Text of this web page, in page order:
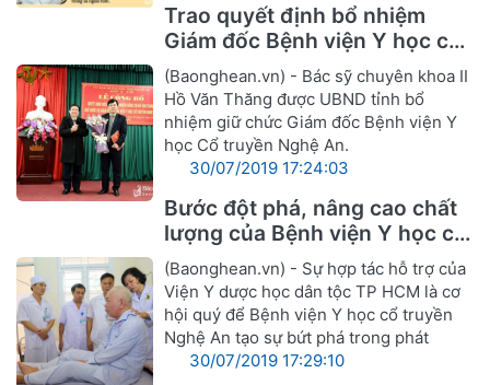
Trao quyết định bổ nhiệm
Giám đốc Bệnh viện Y học cổ
truyền Nghệ An
(Baonghean.vn) - Bác sỹ chuyên khoa II
Hồ Văn Thăng được UBND tỉnh bổ
nhiệm giữ chức Giám đốc Bệnh viện Y
học Cổ truyền Nghệ An.
30/07/2019 17:24:03
Bước đột phá, nâng cao chất
lượng của Bệnh viện Y học cổ
truyền Nghệ An
(Baonghean.vn) - Sự hợp tác hỗ trợ của
Viện Y dược học dân tộc TP HCM là cơ
hội quý để Bệnh viện Y học cổ truyền
Nghệ An tạo sự bứt phá trong phát
30/07/2019 17:29:10